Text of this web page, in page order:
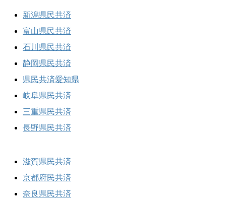
新潟県民共済
富山県民共済
石川県民共済
静岡県民共済
県民共済愛知県
岐阜県民共済
三重県民共済
長野県民共済
滋賀県民共済
京都府民共済
奈良県民共済